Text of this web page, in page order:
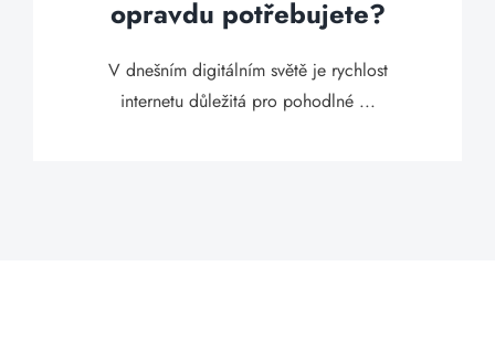
opravdu potřebujete?
V dnešním digitálním světě je rychlost
internetu důležitá pro pohodlné ...